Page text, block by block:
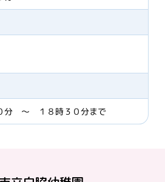
分 ～ １８時３０分まで